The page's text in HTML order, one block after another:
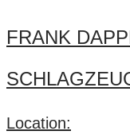
FRANK
Location: